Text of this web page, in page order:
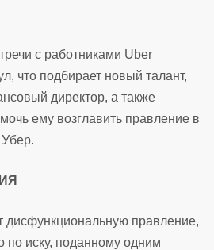
с работниками Uber
что подбирает новый талант,
директор, а также
ему возглавить правление в
Убер.
дисфункциональную правление,
по иску, поданному одним